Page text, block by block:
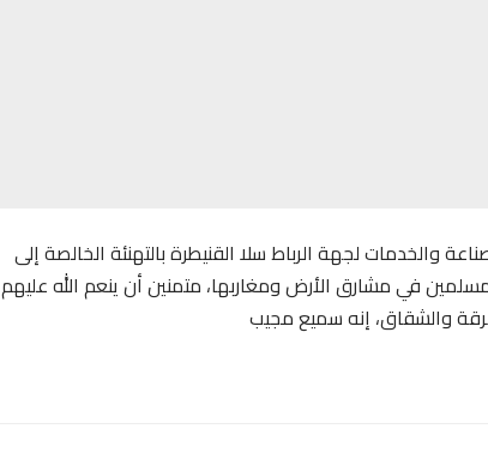
والخدمات لجهة الرباط سلا القنيطرة بالتهنئة الخالصة إلى
في مشارق الأرض ومغاربها، متمنين أن ينعم الله عليهم
والشقاق، إنه سميع مجيب